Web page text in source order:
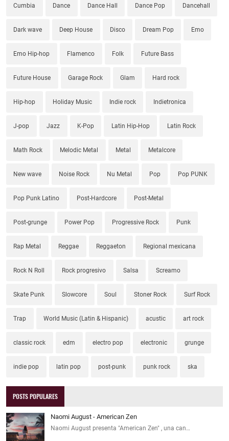
Cumbia Dance Dance Hall Dance Pop Dancehall
Dark wave Deep House Disco Dream Pop Emo
Emo Hip-hop Flamenco Folk Future Bass
Future House Garage Rock Glam Hard rock
Hip-hop Holiday Music Indie rock Indietronica
J-pop Jazz K-Pop Latin Hip-Hop Latin Rock
Math Rock Melodic Metal Metal Metalcore
New wave Noise Rock Nu Metal Pop Pop PUNK
Pop Punk Latino Post-Hardcore Post-Metal
Post-grunge Power Pop Progressive Rock Punk
Rap Metal Reggae Reggaeton Regional mexicana
Rock N Roll Rock progresivo Salsa Screamo
Skate Punk Slowcore Soul Stoner Rock Surf Rock
Trap World Music (Latin & Hispanic) acustic art rock
classic rock edm electro pop electronic grunge
indie pop latin pop post-punk punk rock ska
POSTS POPULARES
Naomi August - American Zen
Naomi August presenta "American Zen" , una can…